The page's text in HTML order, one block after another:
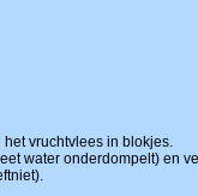
vruchtvlees in blokjes.
water onderdompelt) en